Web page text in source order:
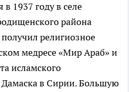
в 1937 году в селе
района
религиозное
медресе «Мир Араб» и
исламского
Дамаска в Сирии. Большую